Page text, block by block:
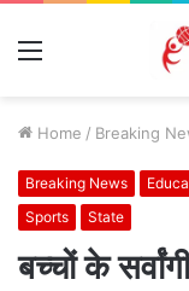
Menu
Home / Breaking
Breaking News
Sports
State
बच्चों के